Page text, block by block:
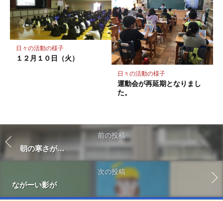
日々の活動の様子
１２月１０日（火）
日々の活動の様子
運動会が再延期となりまし
た。
前の投稿
朝の寒さが…
次の投稿
ながーい影が